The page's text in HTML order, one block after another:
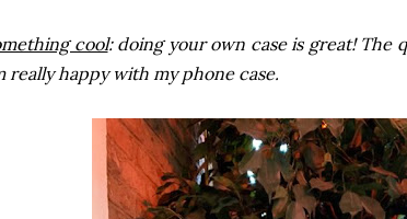
cool: doing your own case is great! The
really happy with my phone case.